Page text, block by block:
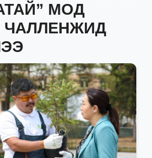
МОД
ЧАЛЛЕНЖИД